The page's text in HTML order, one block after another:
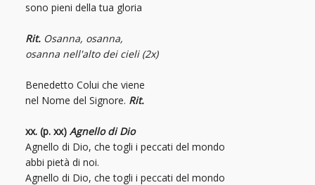
sono pieni della tua gloria
Rit. Osanna, osanna,
osanna nell'alto dei cieli (2x)
Benedetto Colui che viene
nel Nome del Signore. Rit.
xx. (p. xx) Agnello di Dio
Agnello di Dio, che togli i peccati del mondo
abbi pietà di noi.
Agnello di Dio, che togli i peccati del mondo